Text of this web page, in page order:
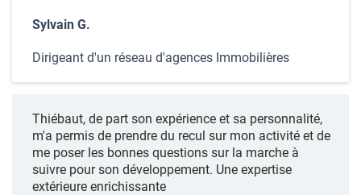
Sylvain G.
Dirigeant d'un réseau d'agences Immobilières
Thiébaut, de part son expérience et sa personnalité,
m'a permis de prendre du recul sur mon activité et de
me poser les bonnes questions sur la marche à
suivre pour son développement. Une expertise
extérieure enrichissante